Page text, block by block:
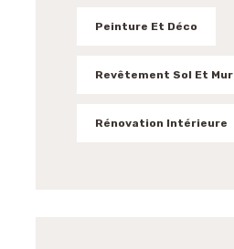
Peinture Et Déco
Revêtement Sol Et Mur
Rénovation Intérieure